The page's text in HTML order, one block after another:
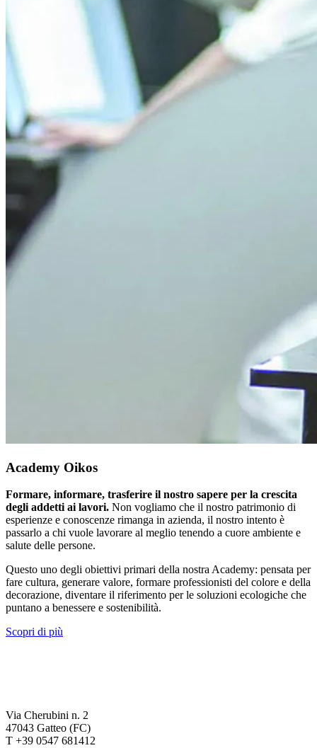
Academy Oikos
Formare, informare, trasferire il nostro sapere per la crescita
degli addetti ai lavori. Non vogliamo che il nostro patrimonio di
esperienze e conoscenze rimanga in azienda, il nostro intento è
passarlo a chi vuole lavorare al meglio tenendo a cuore ambiente e
salute delle persone.
Questo uno degli obiettivi primari della nostra Academy: pensata per
fare cultura, generare valore, formare professionisti del colore e della
decorazione, diventare il riferimento per le soluzioni ecologiche che
puntano a benessere e sostenibilità.
Scopri di più
Via Cherubini n. 2
47043 Gatteo (FC)
T +39 0547 681412